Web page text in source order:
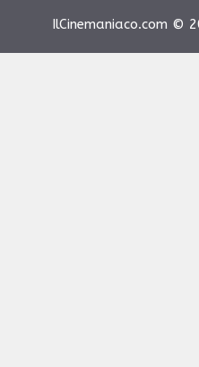
IlCinemaniaco.com ©